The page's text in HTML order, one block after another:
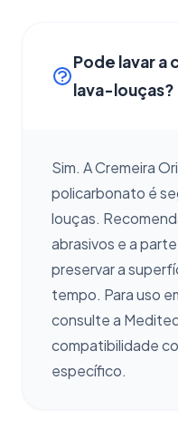
Pode lavar a
lava-louças?
Sim. A Cremeira
policarbonato é
louças.
abrasivos e a
preservar a
tempo. Para uso
consulte a
compatibilidade
específico.